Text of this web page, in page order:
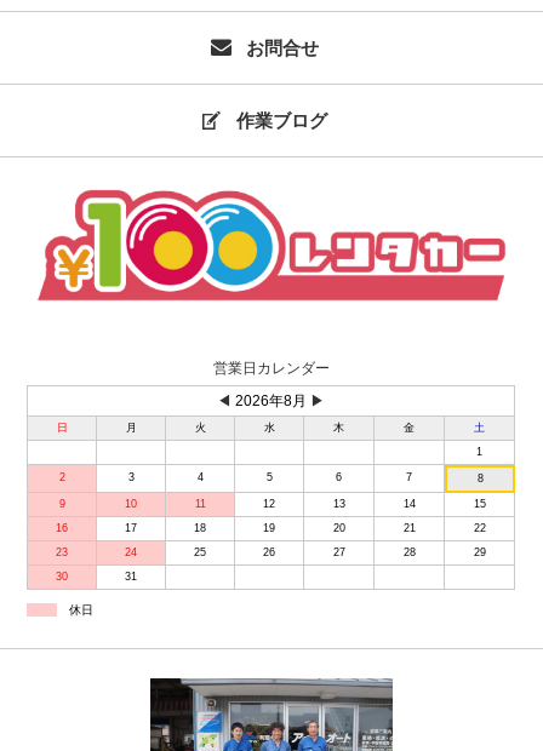
お問合せ
作業ブログ
営業日カレンダー
◀ 2026年8月 ▶
日 月 火 水 木 金
土
1
2 3 4 5 6 7 8
9 10 11 12 13 14
15
16
17 18 19 20 21
22
23
24 25 26 27 28
29
30
31
休日